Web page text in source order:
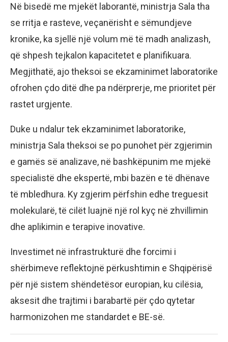
Në bisedë me mjekët laborantë, ministrja Sala tha
se rritja e rasteve, veçanërisht e sëmundjeve
kronike, ka sjellë një volum më të madh analizash,
që shpesh tejkalon kapacitetet e planifikuara.
Megjithatë, ajo theksoi se ekzaminimet laboratorike
ofrohen çdo ditë dhe pa ndërprerje, me prioritet për
rastet urgjente.
Duke u ndalur tek ekzaminimet laboratorike,
ministrja Sala theksoi se po punohet për zgjerimin
e gamës së analizave, në bashkëpunim me mjekë
specialistë dhe ekspertë, mbi bazën e të dhënave
të mbledhura. Ky zgjerim përfshin edhe treguesit
molekularë, të cilët luajnë një rol kyç në zhvillimin
dhe aplikimin e terapive inovative.
Investimet në infrastrukturë dhe forcimi i
shërbimeve reflektojnë përkushtimin e Shqipërisë
për një sistem shëndetësor europian, ku cilësia,
aksesit dhe trajtimi i barabartë për çdo qytetar
harmonizohen me standardet e BE-së.